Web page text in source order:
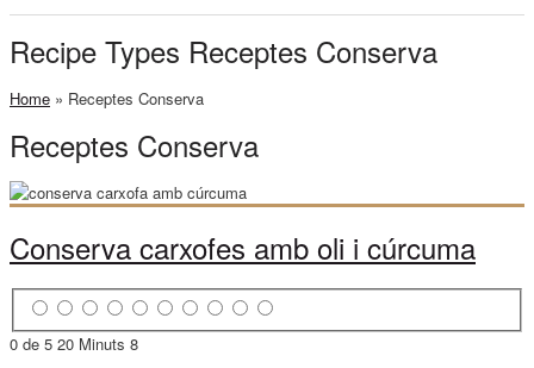
Recipe Types Receptes Conserva
Home » Receptes Conserva
Receptes Conserva
Conserva carxofes amb oli i cúrcuma
0 de 5 20 Minuts 8